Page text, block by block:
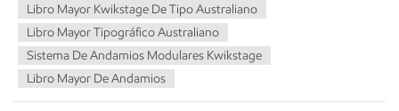
Libro Mayor Kwikstage De Tipo Australiano
Libro Mayor Tipográfico Australiano
Sistema De Andamios Modulares Kwikstage
Libro Mayor De Andamios